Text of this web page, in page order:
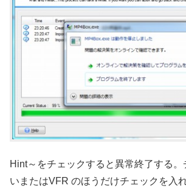
Hint～をチェックすると異常終了する
いまたはVFR のほうだけチェックを入